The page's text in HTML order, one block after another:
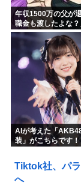
年収1500万の父が
職金も渡したよな
なんてないよー」
なったの！？」→予
に家族騒然となり…
AIが考えた「
装」がこちらです！
Tiktok社、パ
へ